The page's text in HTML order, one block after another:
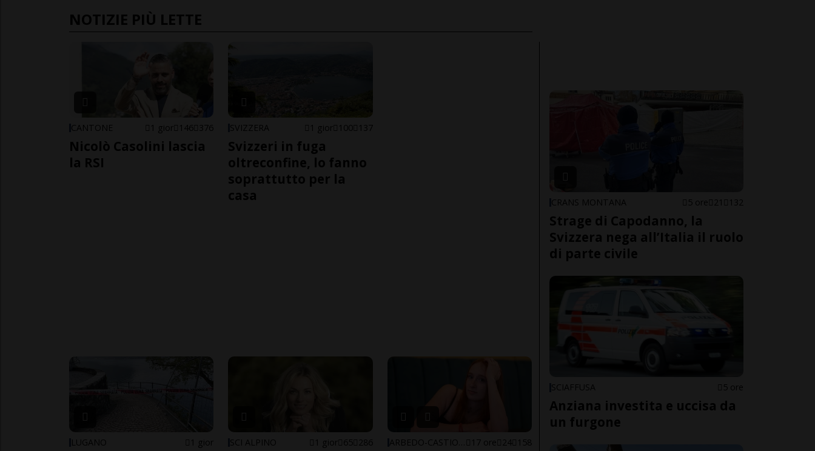
NOTIZIE PIÙ LETTE
CANTONE 1 gior 146 376
Nicolò Casolini lascia
la RSI
SVIZZERA 1 gior 100 137
Svizzeri in fuga
oltreconfine, lo fanno
soprattutto per la
casa
LUGANO 1 gior SCI ALPINO 1 gior 65 286 17 ore 24 158
CRANS MONTANA 5 ore 21 132
Strage di Capodanno, la
Svizzera nega all’Italia il ruolo
di parte civile
SCIAFFUSA 5 ore
Anziana investita e uccisa da
un furgone